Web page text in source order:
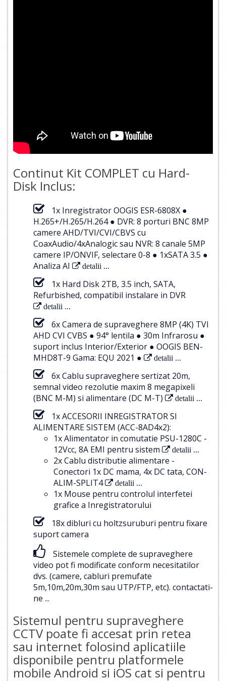
Continut Kit COMPLET cu Hard-
Disk Inclus:
1x Inregistrator OOGIS ESR-6808X ●
H.265+/H.265/H.264 ● DVR: 8 porturi BNC 8MP
camere AHD/TVI/CVI/CBVS cu
CoaxAudio/4xAnalogic sau NVR: 8 canale 5MP
camere IP/ONVIF, selectare 0-8 ● 1xSATA 3.5 ●
Analiza AI
detalii ...
1x Hard Disk 2TB, 3.5 inch, SATA,
Refurbished, compatibil instalare in DVR
detalii ...
6x Camera de supraveghere 8MP (4K) TVI
AHD CVI CVBS ● 94° lentila ● 30m Infrarosu ●
suport inclus Interior/Exterior ● OOGIS BEN-
MHD8T-9 Gama: EQU 2021 ●
detalii ...
6x Cablu supraveghere sertizat 20m,
semnal video rezolutie maxim 8 megapixeli
(BNC M-M) si alimentare (DC M-T)
detalii ...
1x ACCESORII INREGISTRATOR SI
ALIMENTARE SISTEM (ACC-8AD4x2):
1x Alimentator in comutatie PSU-1280C -
12Vcc, 8A EMI pentru sistem
detalii ...
2x Cablu distributie alimentare -
Conectori 1x DC mama, 4x DC tata, CON-
ALIM-SPLIT4
detalii ...
1x Mouse pentru controlul interfetei
grafice a Inregistratorului
18x dibluri cu holtzsuruburi pentru fixare
suport camera
Sistemele complete de supraveghere
video pot fi modificate conform necesitatilor
dvs. (camere, cabluri premufate
5m,10m,20m,30m sau UTP/FTP, etc). contactati-
ne ...
Sistemul pentru supraveghere
CCTV poate fi accesat prin retea
sau internet folosind aplicatiile
disponibile pentru platformele
mobile Android si iOS cat si pentru